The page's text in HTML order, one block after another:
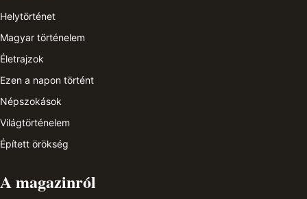
Helytörténet
Magyar történelem
Életrajzok
Ezen a napon történt
Népszokások
Világtörténelem
Épített örökség
A magazinról